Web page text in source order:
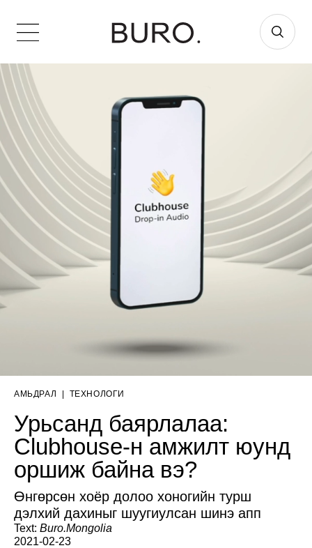
АМЬДРАЛ | ТЕХНОЛОГИ
Урьсанд баярлалаа:
Clubhouse-н амжилт юунд
оршиж байна вэ?
Өнгөрсөн хоёр долоо хоногийн турш
дэлхий дахиныг шуугиулсан шинэ апп
Text: Buro.Mongolia
2021-02-23